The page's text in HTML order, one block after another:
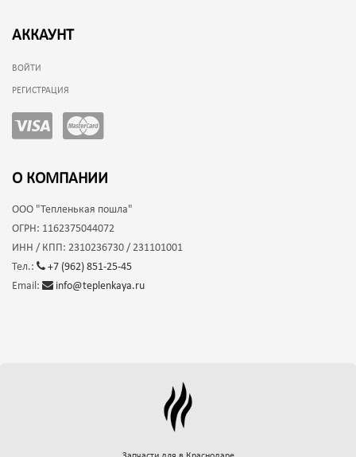
АККАУНТ
ВОЙТИ
РЕГИСТРАЦИЯ
О КОМПАНИИ
ООО "Тепленькая пошла"
ОГРН: 1162375044072
ИНН / КПП: 2310236730 / 231101001
Тел.:
+7 (962) 851-25-45
Email:
info@teplenkaya.ru